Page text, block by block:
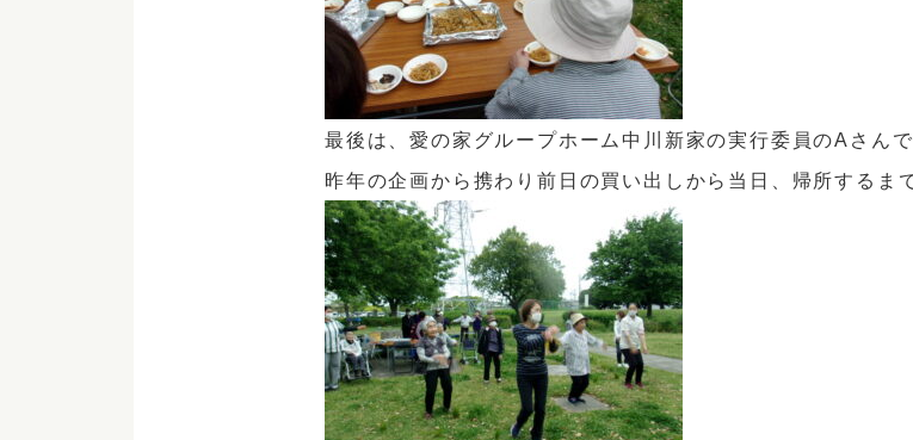
最後は、愛の家グループホーム中川新家の実行委員のAさんで
昨年の企画から携わり前日の買い出しから当日、帰所するま